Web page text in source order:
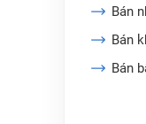
Bán
Bán
Bán